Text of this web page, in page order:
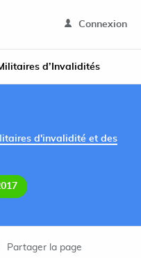
Connexion
d’Invalidités
d'invalidité et des
Partager la page